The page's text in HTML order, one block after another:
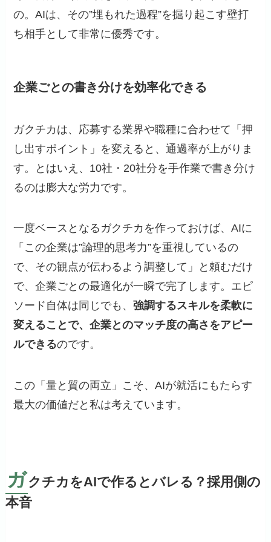
の。AIは、その”埋もれた過程”を掘り起こす壁打
ち相手として非常に優秀です。
企業ごとの書き分けを効率化できる
ガクチカは、応募する業界や職種に合わせて「押
し出すポイント」を変えると、通過率が上がりま
す。とはいえ、10社・20社分を手作業で書き分け
るのは膨大な労力です。
一度ベースとなるガクチカを作っておけば、AIに
「この企業は”論理的思考力”を重視しているの
で、その観点が伝わるよう調整して」と頼むだけ
で、企業ごとの最適化が一瞬で完了します。エピ
ソード自体は同じでも、強調するスキルを柔軟に
変えることで、企業とのマッチ度の高さをアピー
ルできるのです。
この「量と質の両立」こそ、AIが就活にもたらす
最大の価値だと私は考えています。
ガクチカをAIで作るとバレる？採用側の
本音